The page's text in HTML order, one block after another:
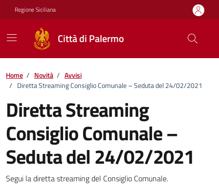
Vai ai contenuti
Vai al footer
Regione Siciliana
Città di Palermo
Home / Novità / Avvisi
/ Diretta Streaming Consiglio Comunale – Seduta del 24/02/2021
Diretta Streaming
Consiglio Comunale –
Seduta del 24/02/2021
Dettagli della notizia
Segui la diretta streaming del Consiglio Comunale.